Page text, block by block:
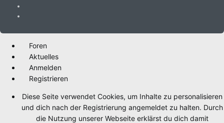
Foren
Aktuelles
Anmelden
Registrieren
Diese Seite verwendet Cookies, um Inhalte zu personalisieren
und dich nach der Registrierung angemeldet zu halten. Durch
die Nutzung unserer Webseite erklärst du dich damit